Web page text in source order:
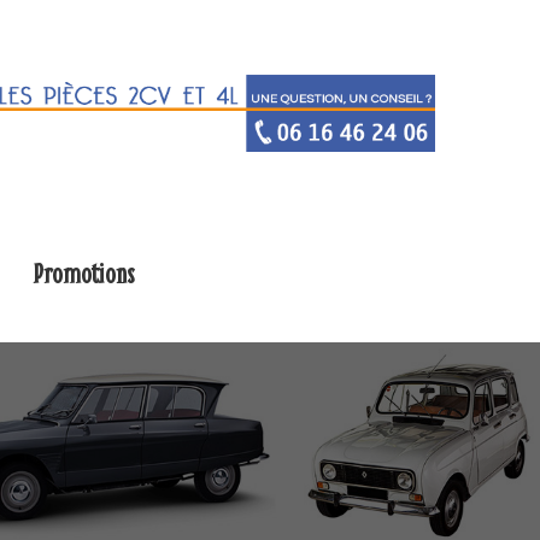
Promotions